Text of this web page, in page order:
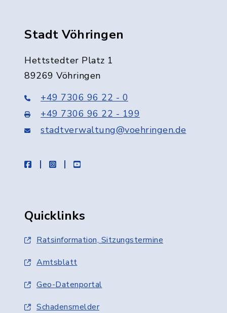
Stadt Vöhringen
Hettstedter Platz 1
89269 Vöhringen
+49 7306 96 22 - 0
+49 7306 96 22 - 199
stadtverwaltung@voehringen.de
facebookinstagramyoutube
Quicklinks
Ratsinformation, Sitzungstermine
Amtsblatt
Geo-Datenportal
Schadensmelder